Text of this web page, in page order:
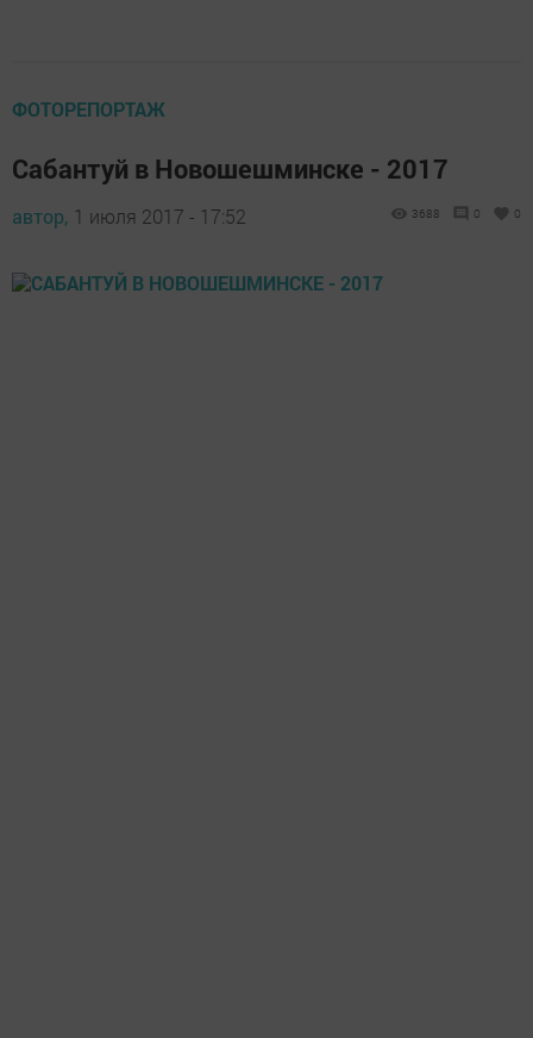
ФОТОРЕПОРТАЖ
Сабантуй в Новошешминске - 2017
автор, 1 июля 2017 - 17:52 3688 0 0